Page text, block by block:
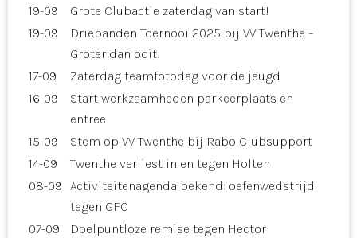
19-09
Grote Clubactie zaterdag van start!
19-09
Driebanden Toernooi 2025 bij VV Twenthe –
Groter dan ooit!
17-09
Zaterdag teamfotodag voor de jeugd
16-09
Start werkzaamheden parkeerplaats en
entree
15-09
Stem op VV Twenthe bij Rabo Clubsupport
14-09
Twenthe verliest in en tegen Holten
08-09 Activiteitenagenda bekend: oefenwedstrijd
tegen GFC
07-09
Doelpuntloze remise tegen Hector